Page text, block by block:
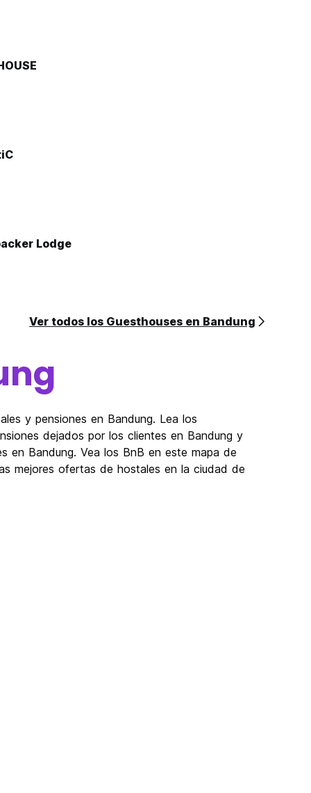
Lodge
Ver todos los Guesthouses en Bandung
y pensiones en Bandung. Lea los
dejados por los clientes en Bandung y
Bandung. Vea los BnB en este mapa de
mejores ofertas de hostales en la ciudad de